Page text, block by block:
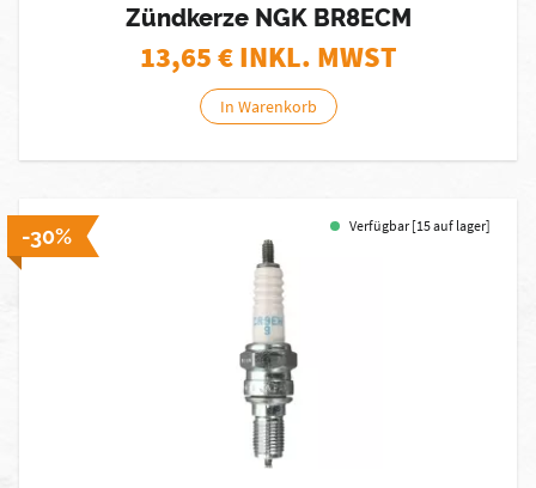
Zündkerze NGK BR8ECM
13,65€ INKL. MWST
In Warenkorb
-30% Verfügbar [15 auf lager]